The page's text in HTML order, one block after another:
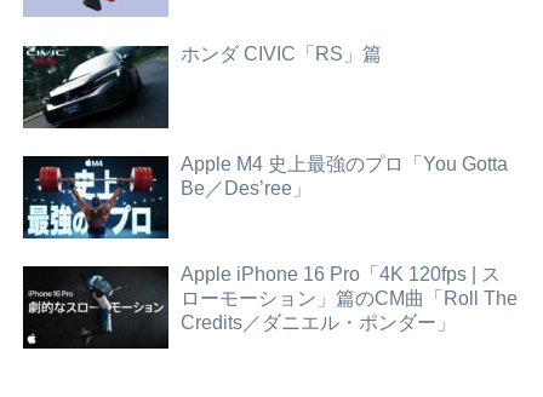
ホンダ CIVIC「RS」篇
Apple M4 史上最強のプロ「You Gotta
Be／Des’ree」
Apple iPhone 16 Pro「4K 120fps | ス
ローモーション」篇のCM曲「Roll The
Credits／ダニエル・ポンダー」